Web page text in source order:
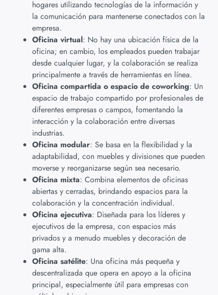
hogares utilizando tecnologías de la información y
la comunicación para mantenerse conectados con la
empresa.
Oficina virtual: No hay una ubicación física de la
oficina; en cambio, los empleados pueden trabajar
desde cualquier lugar, y la colaboración se realiza
principalmente a través de herramientas en línea.
Oficina compartida o espacio de coworking: Un
espacio de trabajo compartido por profesionales de
diferentes empresas o campos, fomentando la
interacción y la colaboración entre diversas
industrias.
Oficina modular: Se basa en la flexibilidad y la
adaptabilidad, con muebles y divisiones que pueden
moverse y reorganizarse según sea necesario.
Oficina mixta: Combina elementos de oficinas
abiertas y cerradas, brindando espacios para la
colaboración y la concentración individual.
Oficina ejecutiva: Diseñada para los líderes y
ejecutivos de la empresa, con espacios más
privados y a menudo muebles y decoración de
gama alta.
Oficina satélite: Una oficina más pequeña y
descentralizada que opera en apoyo a la oficina
principal, especialmente útil para empresas con